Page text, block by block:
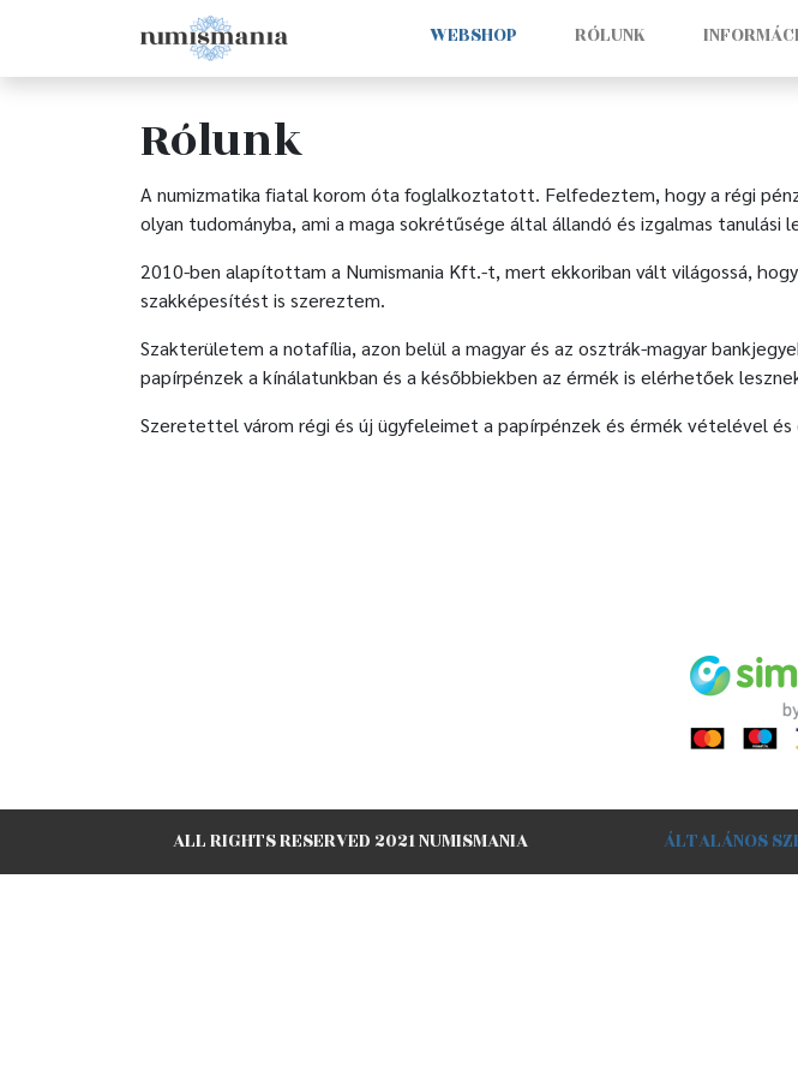
WEBSHOP RÓLUNK
Rólunk
A numizmatika fiatal korom óta foglalkoztatott. Felfedeztem, hogy a régi
olyan tudományba, ami a maga sokrétűsége által állandó és izgalmas
2010-ben alapítottam a Numismania Kft.-t, mert ekkoriban vált világossá,
szakképesítést is szereztem.
Szakterületem a notafília, azon belül a magyar és az osztrák-magyar
papírpénzek a kínálatunkban és a későbbiekben az érmék is elérhetőek
Szeretettel várom régi és új ügyfeleimet a papírpénzek és érmék vételével és
ALL RIGHTS RESERVED 2021 NUMISMANIA ÁLTALÁNOS